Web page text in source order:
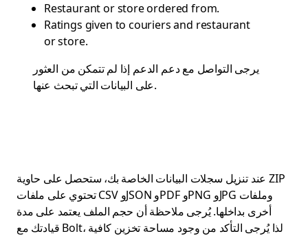
Restaurant or store ordered from.
Ratings given to couriers and restaurant
or store.
يرجى التواصل مع دعم الدعم إذا لم تتمكن من العثور
على البيانات التي تبحث عنها.
عند تنزيل سجلات البيانات الخاصة بك، ستحصل على حاوية ZIP
تحتوي على ملفات CSV وJSON وPDF وPNG وJPG وملفات
أخرى بداخلها. يُرجى ملاحظة أن حجم الملف يعتمد على مدة
قيادتك مع Bolt، لذا يُرجى التأكد من وجود مساحة تخزين كافية